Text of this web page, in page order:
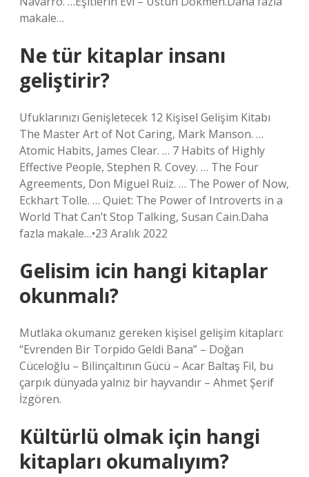
makale…
Ne tür kitaplar insanı
geliştirir?
Ufuklarınızı Genişletecek 12 Kişisel Gelişim Kitabı
The Master Art of Not Caring, Mark Manson. …
Atomic Habits, James Clear. … 7 Habits of Highly
Effective People, Stephen R. Covey. … The Four
Agreements, Don Miguel Ruiz. … The Power of Now,
Eckhart Tolle. … Quiet: The Power of Introverts in a
World That Can’t Stop Talking, Susan Cain.Daha
fazla makale…•23 Aralık 2022
Gelisim icin hangi kitaplar
okunmalı?
Mutlaka okumanız gereken kişisel gelişim kitapları:
“Evrenden Bir Torpido Geldi Bana” – Doğan
Cüceloğlu – Bilinçaltının Gücü – Acar Baltaş Fil, bu
çarpık dünyada yalnız bir hayvandır – Ahmet Şerif
İzgören.
Kültürlü olmak için hangi
kitapları okumalıyım?